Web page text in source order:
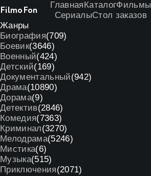
FilmoFon ГлавнаяКаталогФильмы
СериалыСтол заказов
Жанры
Биография(709)
Боевик(3646)
Военный(424)
Детский(169)
Документальный(942)
Драма(10890)
Дорама(9)
Детектив(2846)
Комедия(7363)
Криминал(3270)
Мелодрама(5246)
Мистика(6)
Музыка(515)
Приключения(2071)